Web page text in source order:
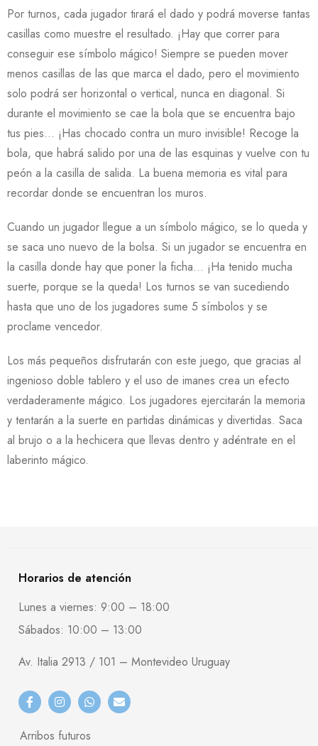
Por turnos, cada jugador tirará el dado y podrá moverse tantas
casillas como muestre el resultado. ¡Hay que correr para
conseguir ese símbolo mágico! Siempre se pueden mover
menos casillas de las que marca el dado, pero el movimiento
solo podrá ser horizontal o vertical, nunca en diagonal. Si
durante el movimiento se cae la bola que se encuentra bajo
tus pies… ¡Has chocado contra un muro invisible! Recoge la
bola, que habrá salido por una de las esquinas y vuelve con tu
peón a la casilla de salida. La buena memoria es vital para
recordar donde se encuentran los muros.
Cuando un jugador llegue a un símbolo mágico, se lo queda y
se saca uno nuevo de la bolsa. Si un jugador se encuentra en
la casilla donde hay que poner la ficha… ¡Ha tenido mucha
suerte, porque se la queda! Los turnos se van sucediendo
hasta que uno de los jugadores sume 5 símbolos y se
proclame vencedor.
Los más pequeños disfrutarán con este juego, que gracias al
ingenioso doble tablero y el uso de imanes crea un efecto
verdaderamente mágico. Los jugadores ejercitarán la memoria
y tentarán a la suerte en partidas dinámicas y divertidas. Saca
al brujo o a la hechicera que llevas dentro y adéntrate en el
laberinto mágico.
Horarios de atención
Lunes a viernes: 9:00 – 18:00
Sábados: 10:00 – 13:00
Av. Italia 2913 / 101 – Montevideo Uruguay
Arribos futuros